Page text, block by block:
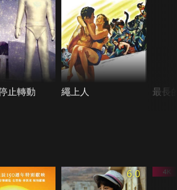
止轉動 繩上人 最長
6.0